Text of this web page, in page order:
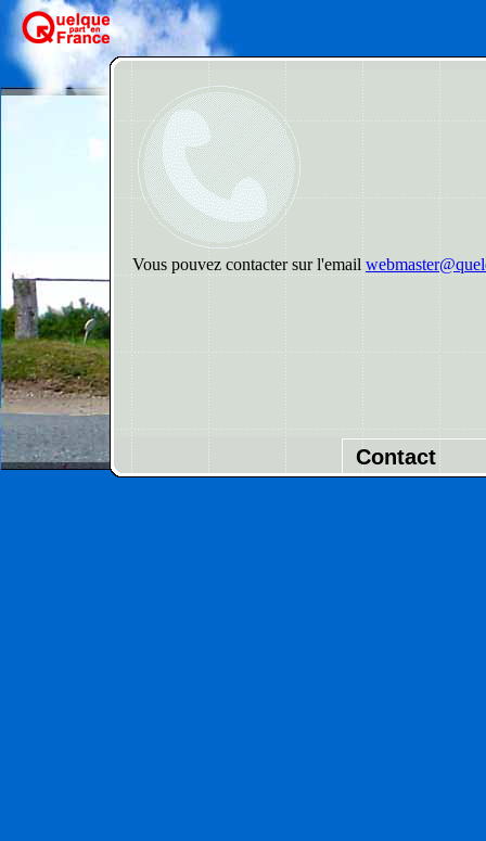
Vous pouvez contacter sur l'email
Contact